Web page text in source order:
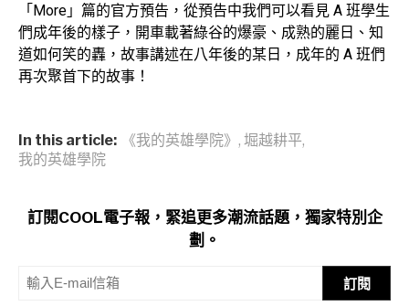
「More」篇的官方預告，從預告中我們可以看見 A 班學生
們成年後的樣子，開車載著綠谷的爆豪、成熟的麗日、知
道如何笑的轟，故事講述在八年後的某日，成年的 A 班們
再次聚首下的故事！
In this article: 《我的英雄學院》 , 堀越耕平,
我的英雄學院
訂閱COOL電子報，緊追更多潮流話題，獨家特別企
劃。
訂閱